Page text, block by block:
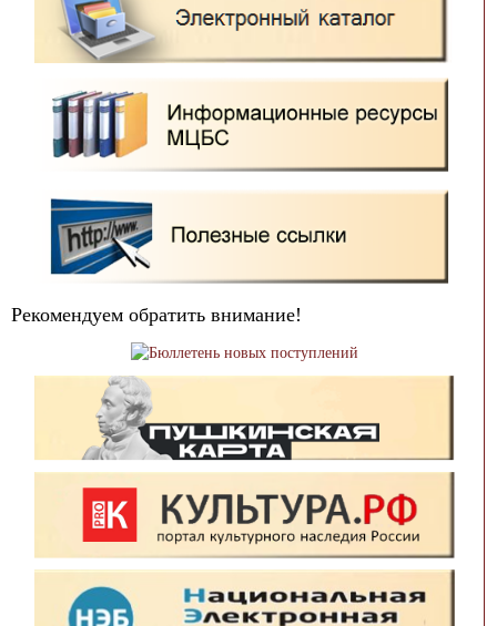
Рекомендуем обратить внимание!